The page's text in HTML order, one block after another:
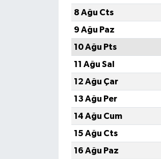
8 Ağu Cts
9 Ağu Paz
10 Ağu Pts
11 Ağu Sal
12 Ağu Çar
13 Ağu Per
14 Ağu Cum
15 Ağu Cts
16 Ağu Paz